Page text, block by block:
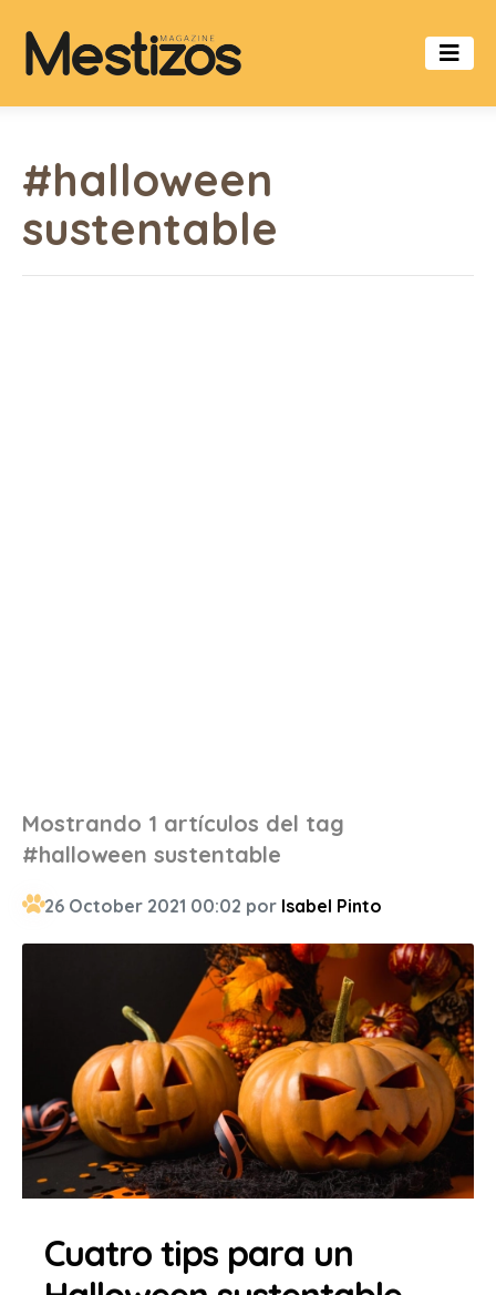
#halloween
sustentable
Mostrando 1 artículos del tag
#halloween sustentable
26 October 2021 00:02 por Isabel Pinto
Cuatro tips para un